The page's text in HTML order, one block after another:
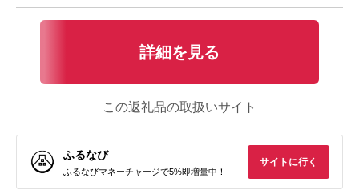
詳細を見る
この返礼品の取扱いサイト
ふるなび
ふるなびマネーチャージで5%即増量中！
サイトに行く